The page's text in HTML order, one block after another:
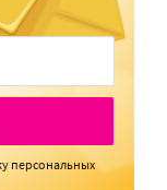
персональных